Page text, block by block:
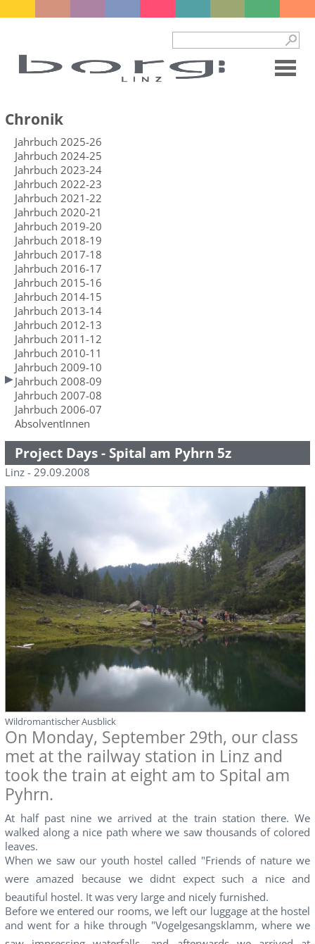
Chronik
Jahrbuch 2025-26
Jahrbuch 2024-25
Jahrbuch 2023-24
Jahrbuch 2022-23
Jahrbuch 2021-22
Jahrbuch 2020-21
Jahrbuch 2019-20
Jahrbuch 2018-19
Jahrbuch 2017-18
Jahrbuch 2016-17
Jahrbuch 2015-16
Jahrbuch 2014-15
Jahrbuch 2013-14
Jahrbuch 2012-13
Jahrbuch 2011-12
Jahrbuch 2010-11
Jahrbuch 2009-10
Jahrbuch 2008-09
Jahrbuch 2007-08
Jahrbuch 2006-07
AbsolventInnen
Project Days - Spital am Pyhrn 5z
Linz - 29.09.2008
Wildromantischer Ausblick
On Monday, September 29th, our class
met at the railway station in Linz and
took the train at eight am to Spital am
Pyhrn.
At half past nine we arrived at the train station there. We
walked along a nice path where we saw thousands of colored
leaves.
When we saw our youth hostel called "Friends of nature we
were amazed because we didnt expect such a nice and
beautiful hostel. It was very large and nicely furnished.
Before we entered our rooms, we left our luggage at the hostel
and went for a hike through "Vogelgesangsklamm, where we